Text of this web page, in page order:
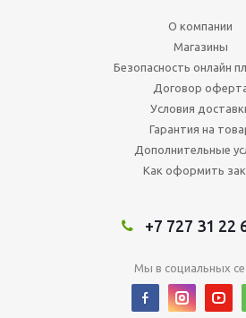
О компании
Магазины
Безопасность онлайн
Договор
Условия
Гарантия на
Дополнительные
Как оформить
+7 727 31 22
Мы в социальных